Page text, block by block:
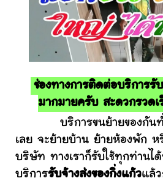
ช่องทางการติดต่อบริการรั
มากมายครับ สะดวกรวดเ
บริการขนย้ายของกันทั่ว
เลย จะย้ายบ้าน ย้ายห้องพัก ห
บริษัท ทางเราก็รับใช้ทุกท่านไ
บริการรับจ้างส่งของกิ่งแก้วแล้